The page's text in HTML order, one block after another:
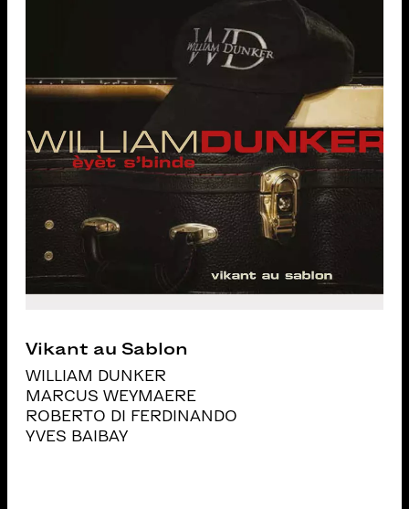
Vikant au Sablon
WILLIAM DUNKER
MARCUS WEYMAERE
ROBERTO DI FERDINANDO
YVES BAIBAY